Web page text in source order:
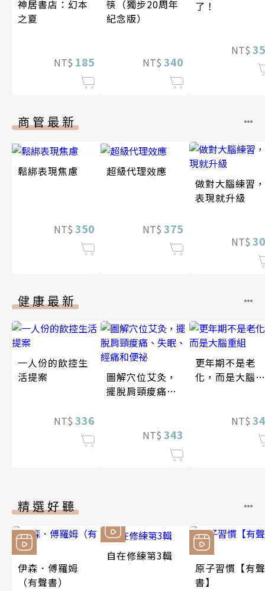
神居書店：幻本
之夏
NT$ 185
筷（獨步20周年
紀念版）
NT$ 340
了！
NT$
商管最新
鬆綁表現焦慮
NT$ 350
超級代理效應
NT$ 375
做對大腦練習，
表現就升級
NT$
健康最新
一人份的飲控生
活提案
NT$ 336
圖解穴位艾灸，
擺脫肩頸痠痛、
NT$ 343
更年期不是老
化，而是大腦重
NT$
精選好聽
伊森．傅羅姆
（有聲書）
自在修練第3輯
原子習慣【有聲
書】